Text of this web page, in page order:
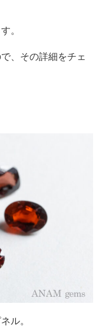
。
、その詳細をチェ
ル。